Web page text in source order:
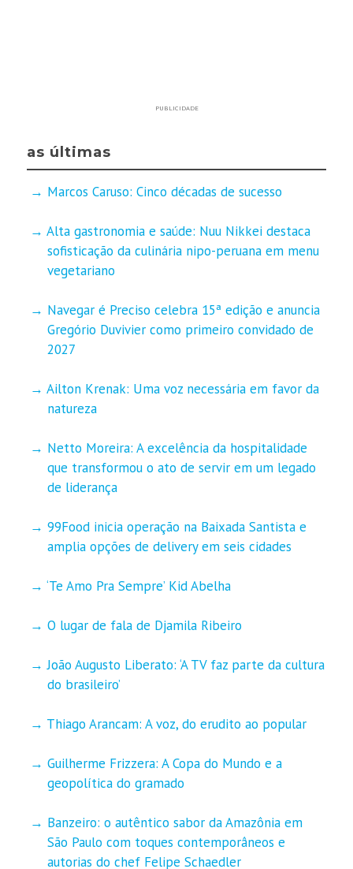
PUBLICIDADE
as últimas
Marcos Caruso: Cinco décadas de sucesso
Alta gastronomia e saúde: Nuu Nikkei destaca
sofisticação da culinária nipo-peruana em menu
vegetariano
Navegar é Preciso celebra 15ª edição e anuncia
Gregório Duvivier como primeiro convidado de
2027
Ailton Krenak: Uma voz necessária em favor da
natureza
Netto Moreira: A excelência da hospitalidade
que transformou o ato de servir em um legado
de liderança
99Food inicia operação na Baixada Santista e
amplia opções de delivery em seis cidades
‘Te Amo Pra Sempre’ Kid Abelha
O lugar de fala de Djamila Ribeiro
João Augusto Liberato: ‘A TV faz parte da cultura
do brasileiro’
Thiago Arancam: A voz, do erudito ao popular
Guilherme Frizzera: A Copa do Mundo e a
geopolítica do gramado
Banzeiro: o autêntico sabor da Amazônia em
São Paulo com toques contemporâneos e
autorias do chef Felipe Schaedler